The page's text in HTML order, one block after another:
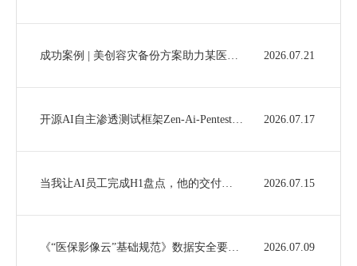
成功案例 | 美创容灾备份方案助力某医院通过电子病历五级评审 2026.07.21
开源AI自主渗透测试框架Zen-Ai-Pentest部署与使用 2026.07.17
当我让AI员工完成H1盘点，他的交付…… 2026.07.15
《“医保影像云”基础规范》数据安全要求梳理及美创产品满足性分析 2026.07.09